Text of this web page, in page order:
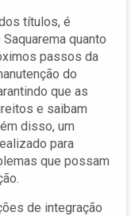
títulos, é
quanto
passos da
do
que as
e saibam
disso, um
para
que possam
de integração